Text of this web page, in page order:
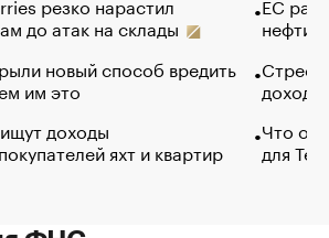
до атак на склады
новый способ вредить
им это
доходы
яхт и квартир
нефти
Что
для